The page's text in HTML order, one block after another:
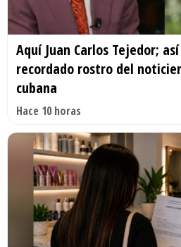
Aquí Juan Carlos Tejedor;
recordado rostro del
cubana
Hace 10 horas